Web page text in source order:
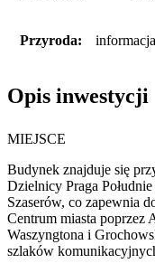
Przyroda:
Opis inwestycji
MIEJSCE
Budynek znajduje się
Dzielnicy Praga
Szaserów, co zapewnia
Centrum miasta poprzez
Waszyngtona i
szlaków